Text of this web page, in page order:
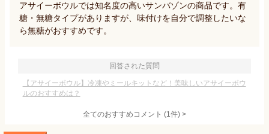
アサイーボウルでは知名度の高いサンバゾンの商品です。有
糖・無糖タイプがありますが、味付けを自分で調整したいな
ら無糖がおすすめです。
回答された質問
【アサイーボウル】冷凍やミールキットなど！美味しいアサイーボウ
ルのおすすめは？
全てのおすすめコメント (1件) >